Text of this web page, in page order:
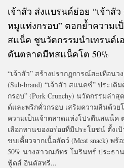
เจ้าสัว ส่งแบรนด์ย่อย “เจ้า
หมูแท่งกรอบ” ตอกย้ำความ
สแน็ค ชูนวัตกรรมนำเทรนด์
ดันตลาดมีทสแน็คโต 50%
“เจ้าสัว” สร้างปรากฏการณ์สะเทือน
(Sub-brand) “เจ้าสัว สแนคซ์” ประเ
กรอบ” (Pork Crunchy) นวัตกรรมล่า
ด์และพริกคั่วกรอบ เสริมความลีนด้วย
ความเป็นเจ้าตลาดแห่งโปรตีนสแน็ค
เลือกทานของอร่อยที่มีประโยชน์ ตั้ง
ขบเคี้ยวจากเนื้อสัตว์ (Meat snack) พ
50% นางสาวณภัทร โมรินทร์ ประธา
ฟู้ดส์ อินดัสทรี...